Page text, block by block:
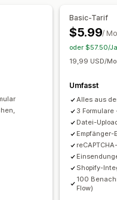
Dashboard
CAPTCHA
Produkt-Feedback
Basic-Tarif
$5.99/
oder $57.50/
19,99 USD/
Umfasst
Alles aus
3
Datei-
Shopify-
100
Flow)